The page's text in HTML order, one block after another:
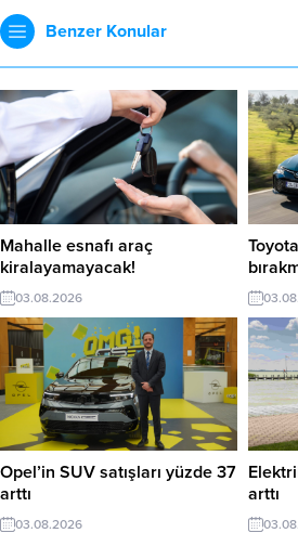
Benzer Konular
Mahalle esnafı araç
kiralayamayacak!
03.08.2026
Opel’in SUV satışları yüzde 37
arttı
03.08.2026
arttı